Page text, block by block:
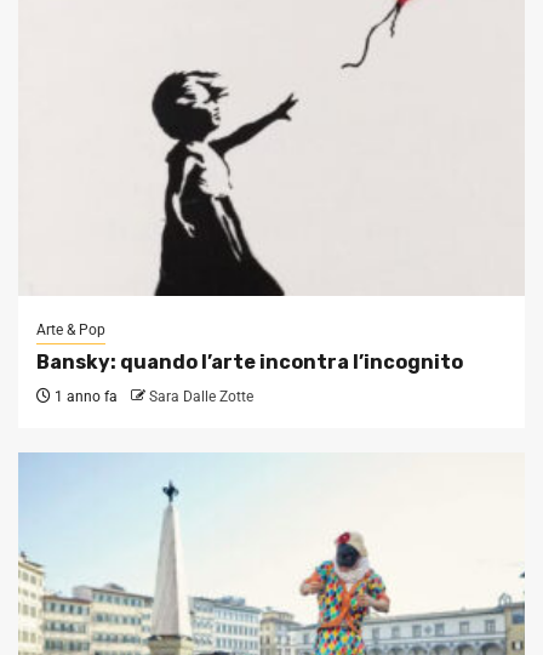
Arte & Pop
Bansky: quando l’arte incontra l’incognito
1 anno fa Sara Dalle Zotte